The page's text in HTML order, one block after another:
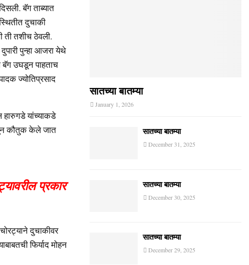
बॅग ताब्यात
दुचाकी
ती तशीच ठेवली.
पुन्हा आजरा येथे
बॅग उघडून पाहताच
ज्योतिप्रसाद
हारुगडे यांच्याकडे
कौतुक केले जात
प्रकार
दुचाकीवर
फिर्याद मोहन
सातच्या बातम्या
January 1, 2026
सातच्या बातम्या
December 31, 2025
सातच्या बातम्या
December 30, 2025
सातच्या बातम्या
December 29, 2025